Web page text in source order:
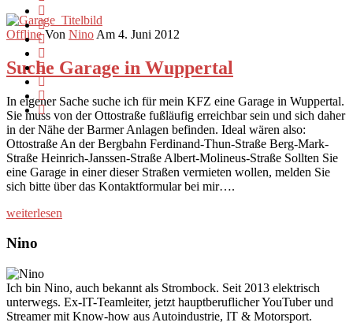
Offline Von Nino Am 4. Juni 2012
Suche Garage in Wuppertal
In eigener Sache suche ich für mein KFZ eine Garage in Wuppertal.
Sie muss von der Ottostraße fußläufig erreichbar sein und sich daher
in der Nähe der Barmer Anlagen befinden. Ideal wären also:
Ottostraße An der Bergbahn Ferdinand-Thun-Straße Berg-Mark-
Straße Heinrich-Janssen-Straße Albert-Molineus-Straße Sollten Sie
eine Garage in einer dieser Straßen vermieten wollen, melden Sie
sich bitte über das Kontaktformular bei mir….
weiterlesen
Nino
Ich bin Nino, auch bekannt als Strombock. Seit 2013 elektrisch
unterwegs. Ex-IT-Teamleiter, jetzt hauptberuflicher YouTuber und
Streamer mit Know-how aus Autoindustrie, IT & Motorsport.